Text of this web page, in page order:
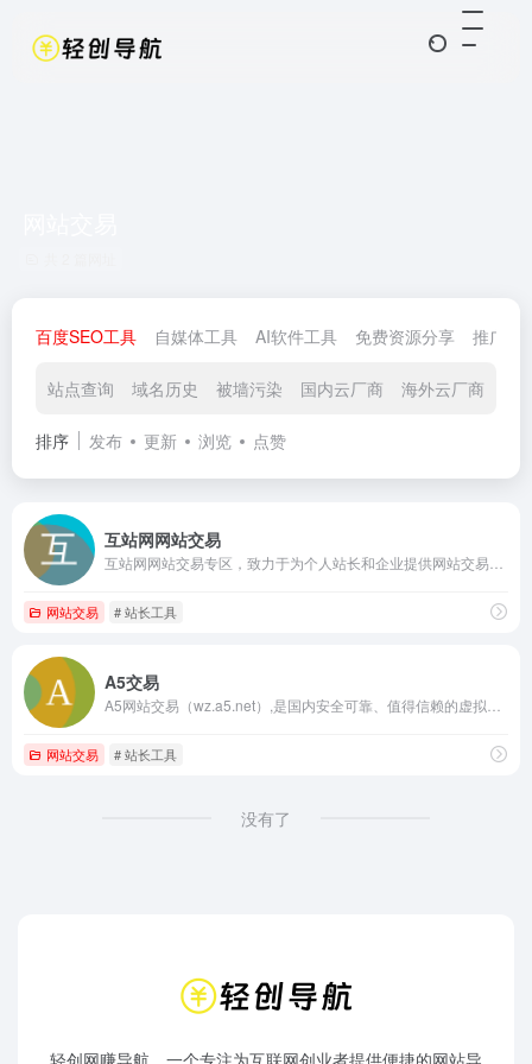
百度SEO工具 自媒体工具 AI软件工具 免费资源分享 推广赚
站点查询 域名历史 被墙污染 国内云厂商 海外云厂商
排序 发布 更新 浏览 点赞
互站网网站交易
网站交易 # 站长工具
A5交易
网站交易 # 站长工具
没有了
轻创网赚导航，一个专注为互联网创业者提供便捷的网站导